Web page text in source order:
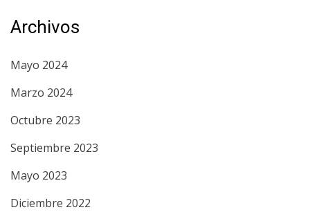
Archivos
Mayo 2024
Marzo 2024
Octubre 2023
Septiembre 2023
Mayo 2023
Diciembre 2022